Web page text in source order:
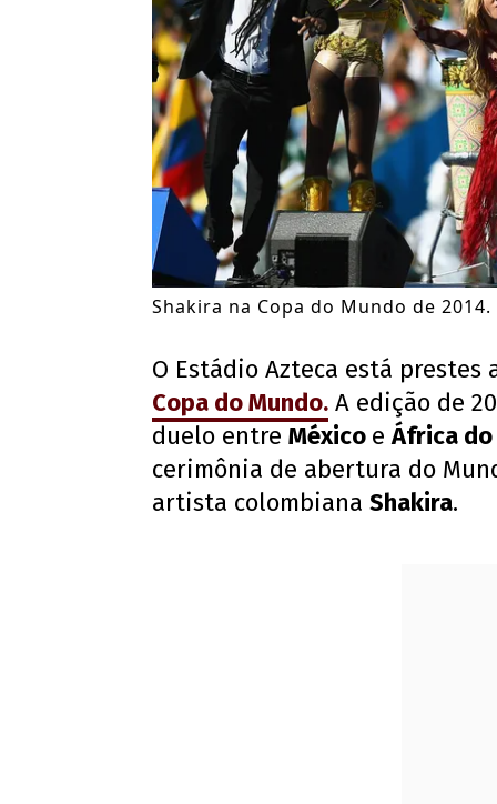
Shakira na Copa do Mundo de
O Estádio Azteca está
Copa do Mundo. A edição de
duelo entre México eÁfrica do
cerimônia de abertura do
artista colombiana Shakira.